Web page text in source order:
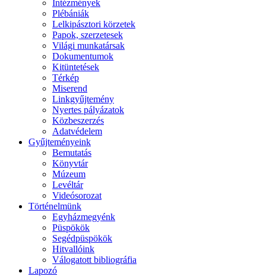
Intézmények
Plébániák
Lelkipásztori körzetek
Papok, szerzetesek
Világi munkatársak
Dokumentumok
Kitüntetések
Térkép
Miserend
Linkgyűjtemény
Nyertes pályázatok
Közbeszerzés
Adatvédelem
Gyűjteményeink
Bemutatás
Könyvtár
Múzeum
Levéltár
Videósorozat
Történelmünk
Egyházmegyénk
Püspökök
Segédpüspökök
Hitvallóink
Válogatott bibliográfia
Lapozó